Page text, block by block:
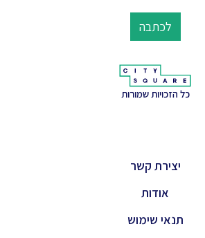
לכתבה
כל הזכויות שמורות
יצירת קשר
אודות
תנאי שימוש